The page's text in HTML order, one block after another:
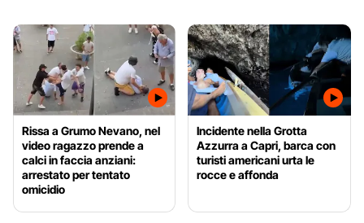
Rissa a Grumo Nevano, nel
video ragazzo prende a
calci in faccia anziani:
arrestato per tentato
omicidio
Incidente nella Grotta
Azzurra a Capri, barca con
turisti americani urta le
rocce e affonda